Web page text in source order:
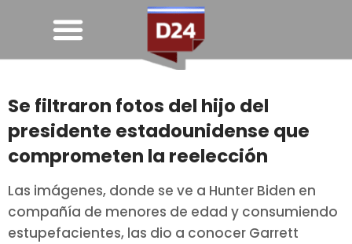
Se filtraron fotos del hijo del
presidente estadounidense que
comprometen la reelección
Las imágenes, donde se ve a Hunter Biden en
compañía de menores de edad y consumiendo
estupefacientes, las dio a conocer Garrett